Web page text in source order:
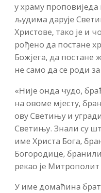
у храму
људима дарује
Христове, тако је и
рођено да постане
Божјега, да постане
не само да се роди
«Није онда чудо,
на овоме мјесту,
ову Светињу и
Светињу. Знали су
име Христа Бога,
Богородице,
рекао је
У име домаћина